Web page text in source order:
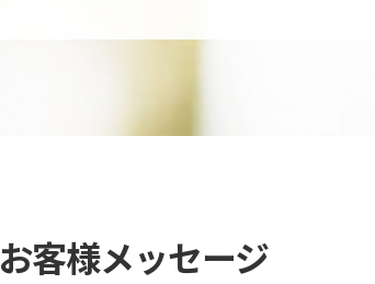
お客様メッセージ